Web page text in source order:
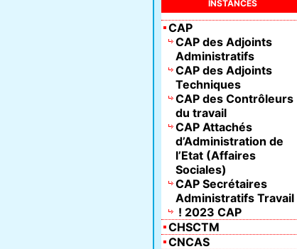
INSTANCES
CAP
CAP des Adjoints
Administratifs
CAP des Adjoints
Techniques
CAP des Contrôleurs
du travail
CAP Attachés
d’Administration de
l’Etat (Affaires
Sociales)
CAP Secrétaires
Administratifs Travail
! 2023 CAP
CHSCTM
CNCAS